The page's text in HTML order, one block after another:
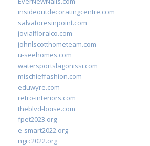
insideoutdecoratingcentre.com
salvatoresinpoint.com
jovialfloralco.com
johnlscotthometeam.com
u-seehomes.com
watersportslagonissi.com
mischieffashion.com
eduwyre.com
retro-interiors.com
theblvd-boise.com
fpet2023.org
e-smart2022.org
ngrc2022.org